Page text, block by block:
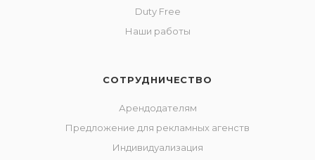
Duty Free
Наши работы
СОТРУДНИЧЕСТВО
Арендодателям
Предложение для рекламных агенств
Индивидуализация